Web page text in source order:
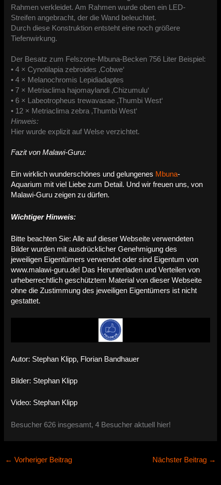
Rahmen verkleidet. Am Rahmen wurde oben ein LED-
Streifen angebracht, der die Wand beleuchtet.
Durch diese Konstruktion entsteht eine noch größere
Tiefenwirkung.
Der Besatz zum Felszone-Mbuna-Becken 756 Liter Beispiel:
• ​4 × Cynotilapia zebroides ‚Cobwe‘
• ​4 × Melanochromis Lepidiadaptes
• ​7 × Metriaclima hajomaylandi ‚Chizumulu‘
• ​6 × Labeotropheus trewavasae ‚Thumbi West‘
• ​12 × Metriaclima zebra ‚Thumbi West‘
Hinweis:
Hier wurde explizit auf Welse verzichtet.
Fazit von Malawi-Guru:
Ein wirklich wunderschönes und gelungenes Mbuna-
Aquarium mit viel Liebe zum Detail. Und wir freuen uns, von
Malawi-Guru zeigen zu dürfen.
Wichtiger Hinweis:
Bitte beachten Sie: Alle auf dieser Webseite verwendeten
Bilder wurden mit ausdrücklicher Genehmigung des
jeweiligen Eigentümers verwendet oder sind Eigentum von
www.malawi-guru.de! Das Herunterladen und Verteilen von
urheberrechtlich geschütztem Material von dieser Webseite
ohne die Zustimmung des jeweiligen Eigentümers ist nicht
gestattet.
Autor: Stephan Klipp, Florian Bandhauer
Bilder: Stephan Klipp
Video: Stephan Klipp
Besucher 626 insgesamt, 4 Besucher aktuell hier!
← Vorheriger Beitrag Nächster Beitrag →